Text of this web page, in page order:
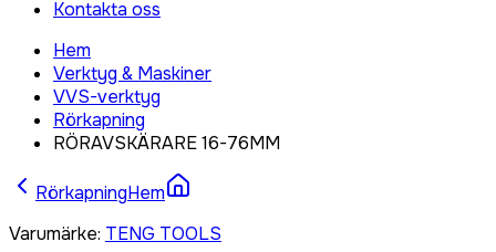
Kontakta oss
Hem
Verktyg & Maskiner
VVS-verktyg
Rörkapning
RÖRAVSKÄRARE 16-76MM
RörkapningHem
Varumärke: TENG TOOLS